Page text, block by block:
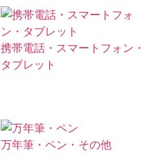
携帯電話・スマートフォン・
タブレット
万年筆・ペン・その他